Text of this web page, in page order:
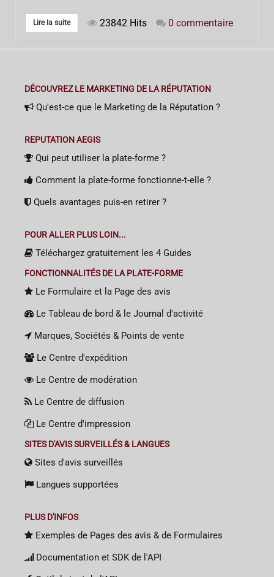
Lire la suite 23842 Hits 0 commentaire
DÉCOUVREZ LE MARKETING DE LA RÉPUTATION
Qu'est-ce que le Marketing de la Réputation ?
REPUTATION AEGIS
Qui peut utiliser la plate-forme ?
Comment la plate-forme fonctionne-t-elle ?
Quels avantages puis-en retirer ?
POUR ALLER PLUS LOIN...
Téléchargez gratuitement les 4 Guides
FONCTIONNALITÉS DE LA PLATE-FORME
Le Formulaire et la Page des avis
Le Tableau de bord & le Journal d'activité
Marques, Sociétés & Points de vente
Le Centre d'expédition
Le Centre de modération
Le Centre de diffusion
Le Centre d'impression
SITES D'AVIS SURVEILLÉS & LANGUES
Sites d'avis surveillés
Langues supportées
PLUS D'INFOS
Exemples de Pages des avis & de Formulaires
Documentation et SDK de l'API